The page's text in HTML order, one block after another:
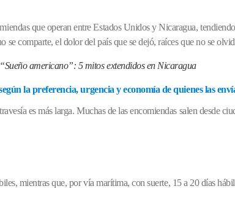
que operan entre Estados Unidos y Nicaragua,
comparte, el dolor del país que se dejó, raíces que no se
“Sueño americano”: 5 mitos extendidos en Nicaragua
la preferencia, urgencia y economía de quienes las
es más larga. Muchas de las encomiendas salen desde
mientras que, por vía marítima, con suerte, 15 a 20 días